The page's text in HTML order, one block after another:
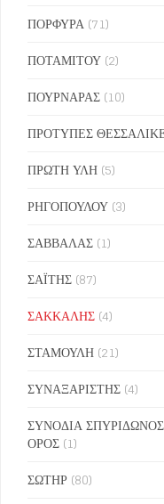
ΠΟΡΦΥΡΑ (71)
ΠΟΤΑΜΙΤΟΥ (2)
ΠΟΥΡΝΑΡΑΣ (10)
ΠΡΟΤΥΠΕΣ
ΠΡΩΤΗ ΥΛΗ (5)
ΡΗΓΟΠΟΥΛΟΥ (3)
ΣΑΒΒΑΛΑΣ (1)
ΣΑΪΤΗΣ (87)
ΣΑΚΚΑΛΗΣ (4)
ΣΤΑΜΟΥΛΗ (21)
ΣΥΝΑΞΑΡΙΣΤΗΣ (4)
ΣΥΝΟΔΙΑ
ΟΡΟΣ (1)
ΣΩΤΗΡ (80)